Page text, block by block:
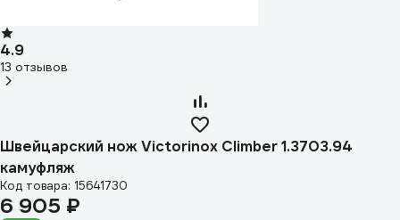
4.9
13 отзывов
Швейцарский нож Victorinox Climber 1.3703.94
камуфляж
Код товара: 15641730
6 905 ₽